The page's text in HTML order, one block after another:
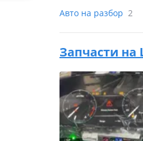
Авто на разбор 2
Запчасти на